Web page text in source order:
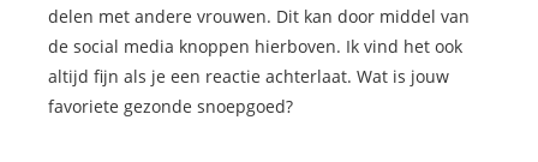
delen met andere vrouwen. Dit kan door middel van
de social media knoppen hierboven. Ik vind het ook
altijd fijn als je een reactie achterlaat. Wat is jouw
favoriete gezonde snoepgoed?